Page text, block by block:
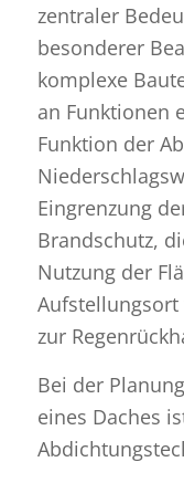
zentraler
besonderer
komplexe
an Funktionen
Funktion der
Eingrenzung
Brandschutz,
Nutzung der
zur
Bei der
eines Daches